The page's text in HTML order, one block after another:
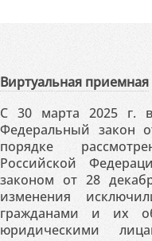
Виртуальная приемная
С 30 марта 2025 г.
Федеральный
порядке
Российской
законом от 28
изменения
гражданами и их
юридическими